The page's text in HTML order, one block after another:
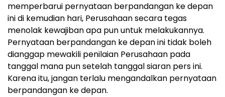
memperbarui pernyataan berpandangan ke depan
ini di kemudian hari, Perusahaan secara tegas
menolak kewajiban apa pun untuk melakukannya.
Pernyataan berpandangan ke depan ini tidak boleh
dianggap mewakili penilaian Perusahaan pada
tanggal mana pun setelah tanggal siaran pers ini.
Karena itu, jangan terlalu mengandalkan pernyataan
berpandangan ke depan.